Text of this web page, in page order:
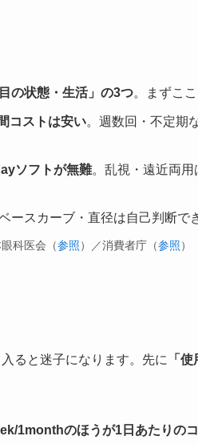
の状態・生活」の3つ。まずこ
コストは安い。週数回・不定期
ソフトが無難。乱視・遠近両
ースカーブ・直径は自己判断で
科医会（参照）／消費者庁（参照）
ると迷子になります。先に
「
1monthのほうが1日あたりの